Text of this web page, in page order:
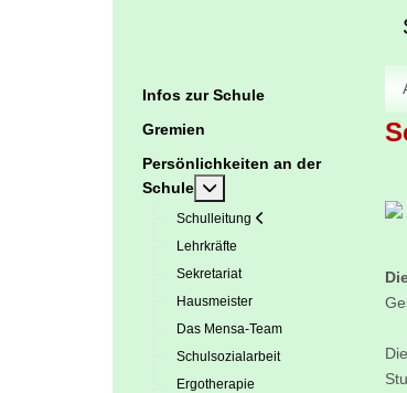
Infos zur Schule
Gremien
Persönlichkeiten an der
Schule
Weitere Informationen:
Schulleitung
Lehrkräfte
Sekretariat
Hausmeister
Das Mensa-Team
Schulsozialarbeit
Ergotherapie